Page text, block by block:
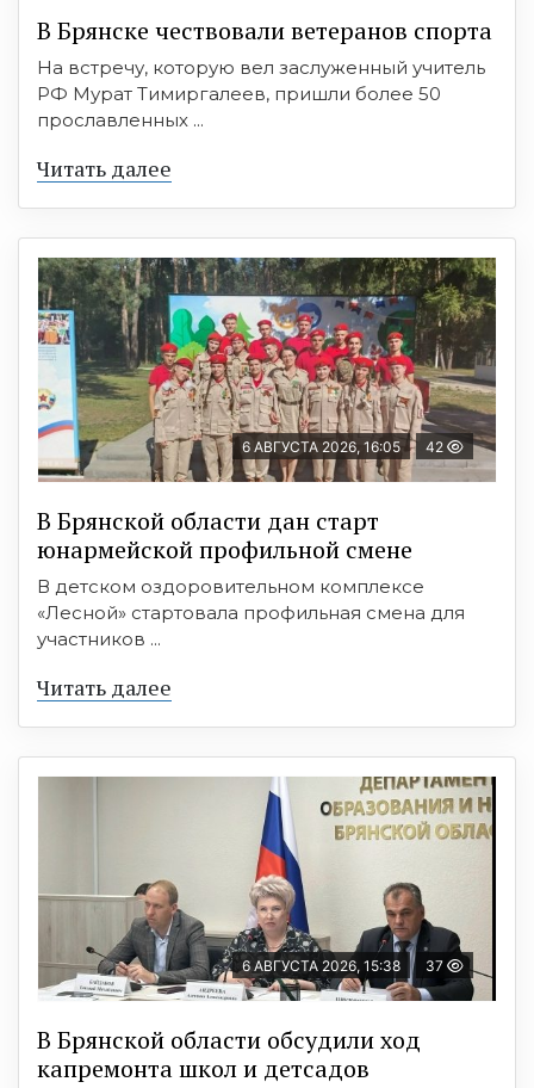
В Брянске чествовали ветеранов спорта
На встречу, которую вел заслуженный учитель
РФ Мурат Тимиргалеев, пришли более 50
прославленных ...
Читать далее
6 АВГУСТА 2026, 16:05 42
В Брянской области дан старт
юнармейской профильной смене
В детском оздоровительном комплексе
«Лесной» стартовала профильная смена для
участников ...
Читать далее
6 АВГУСТА 2026, 15:38 37
В Брянской области обсудили ход
капремонта школ и детсадов